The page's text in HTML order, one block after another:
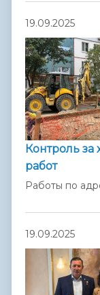
19.09.2025
Контроль
работ
Работы по
19.09.2025